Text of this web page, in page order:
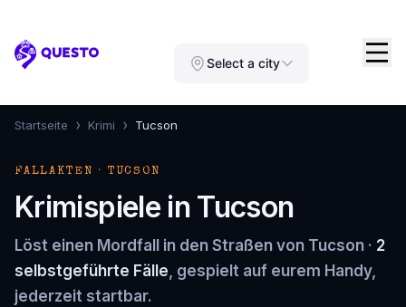
Questo Select a city
Startseite › Krimi › Tucson
FALLAKTEN · TUCSON
Krimispiele in Tucson
Löst einen Mordfall in den Straßen von Tucson · 2
selbstgeführte Fälle, gespielt auf eurem Handy,
jederzeit startbar.